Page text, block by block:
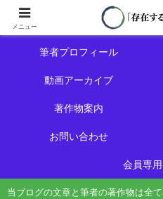
筆者プロフィール
動画アーカイブ
著作物案内
お問い合わせ
会員専
当ブログの文章と筆者の著作物は全
メニュー